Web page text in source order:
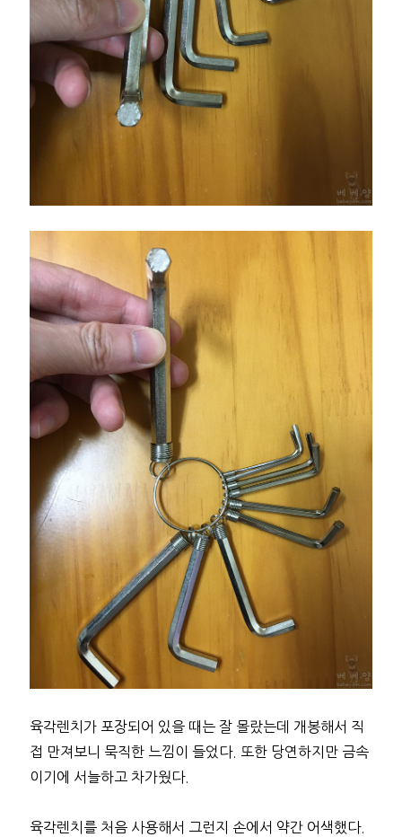
육각렌치가 포장되어 있을 때는 잘 몰랐는데 개봉해서 직
접 만져보니 묵직한 느낌이 들었다. 또한 당연하지만 금속
이기에 서늘하고 차가웠다.
육각렌치를 처음 사용해서 그런지 손에서 약간 어색했다.